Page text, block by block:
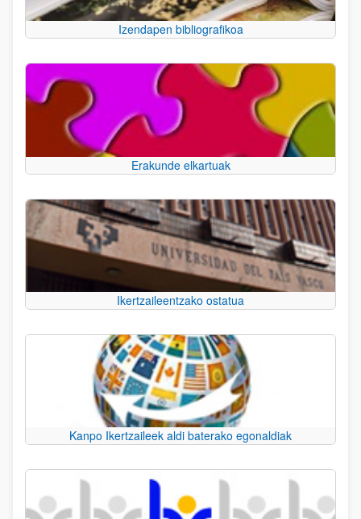
Izendapen bibliografikoa
Erakunde elkartuak
Ikertzaileentzako ostatua
Kanpo Ikertzaileek aldi baterako egonaldiak